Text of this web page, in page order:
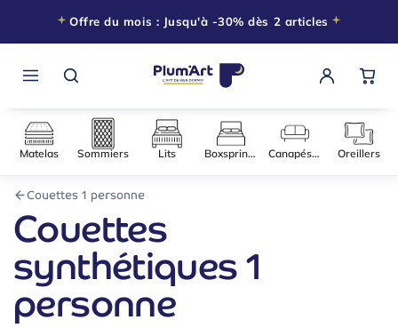
Offre du mois : Jusqu'à -30% dès 2 articles
Matelas Sommiers
Couettes 1 personne
Couettes
synthétiques 1
personne